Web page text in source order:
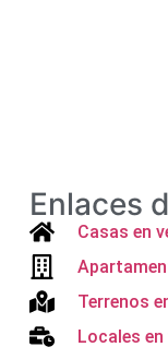
Enlaces
Casas en
Terrenos
Locales en